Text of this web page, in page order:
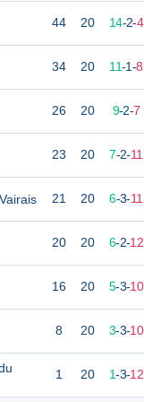
44 20 14-2-4
34 20 11-1-8
26 20 9-2-7
23 20 7-2-11
21 20 6-3-11
20 20 6-2-12
16 20 5-3-10
8 20 3-3-10
1 20 1-3-12